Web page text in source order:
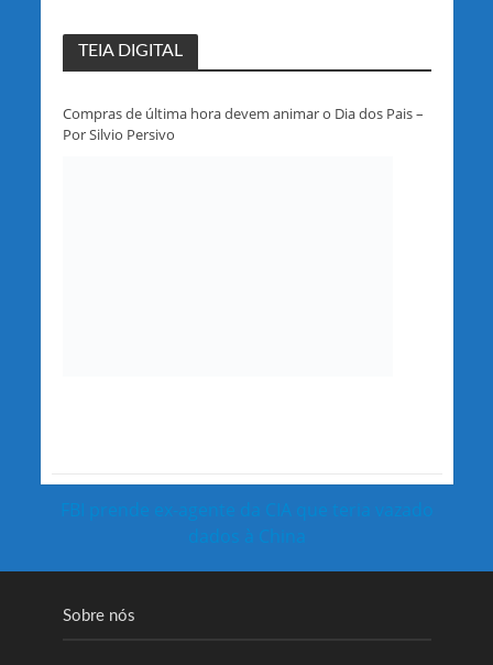
TEIA DIGITAL
Compras de última hora devem animar o Dia dos Pais –
Por Silvio Persivo
FBI prende ex-agente da CIA que teria vazado
dados à China
Sobre nós